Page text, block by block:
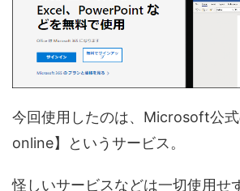
今回使用したのは、Microsoft公
online】というサービス。
怪しいサービスなどは一切使用